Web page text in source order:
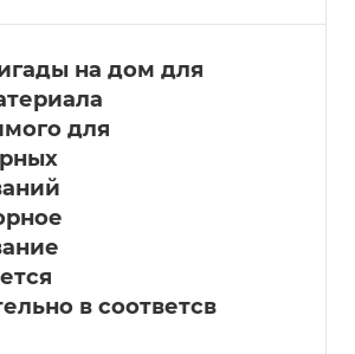
на дом для
для
в соответсв